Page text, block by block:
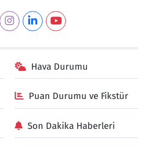
Hava Durumu
Puan Durumu ve Fikstür
Son Dakika Haberleri